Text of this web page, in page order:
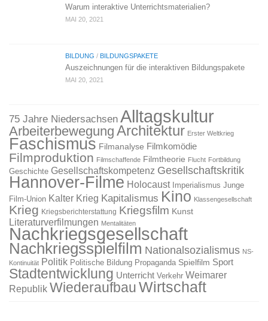
Warum interaktive Unterrichtsmaterialien?
MAI 20, 2021
BILDUNG / BILDUNGSPAKETE
Auszeichnungen für die interaktiven Bildungspakete
MAI 20, 2021
75 Jahre Niedersachsen Alltagskultur
Arbeiterbewegung Architektur Erster Weltkrieg
Faschismus Filmanalyse Filmkomödie
Filmproduktion Filmschaffende Filmtheorie Flucht Fortbildung
Geschichte Gesellschaftskompetenz Gesellschaftskritik
Hannover-Filme Holocaust Imperialismus Junge
Film-Union Kalter Krieg Kapitalismus Kino Klassengesellschaft
Krieg Kriegsberichterstattung Kriegsfilm Kunst
Literaturverfilmungen Mentalitäten
Nachkriegsgesellschaft
Nachkriegsspielfilm Nationalsozialismus NS-
Kontinuität Politik Politische Bildung Propaganda Spielfilm Sport
Stadtentwicklung Unterricht Verkehr Weimarer
Republik WiederaufbauWirtschaft